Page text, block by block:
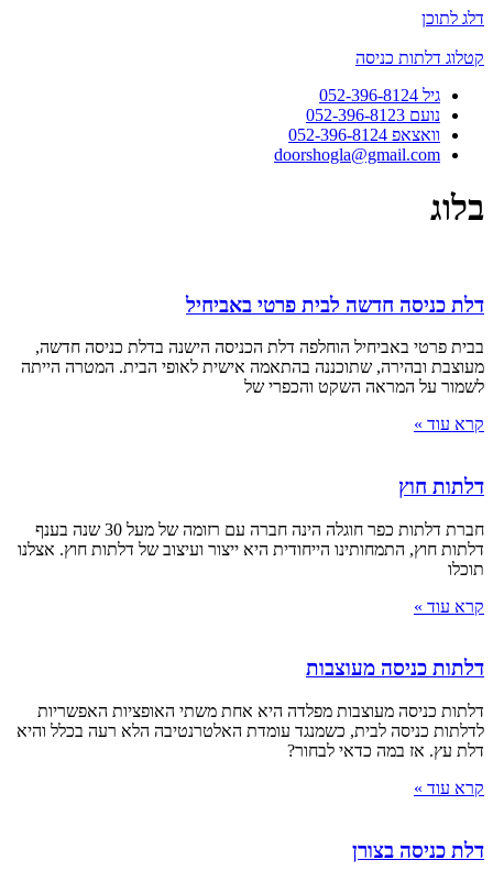
דלג לתוכן
קטלוג דלתות כניסה
גיל 052-396-8124
נועם 052-396-8123
וואצאפ 052-396-8124
doorshogla@gmail.com
בלוג
דלת כניסה חדשה לבית פרטי באביחיל
בבית פרטי באביחיל הוחלפה דלת הכניסה הישנה בדלת כניסה חדשה,
מעוצבת ובהירה, שתוכננה בהתאמה אישית לאופי הבית. המטרה הייתה
לשמור על המראה השקט והכפרי של
קרא עוד »
דלתות חוץ
חברת דלתות כפר חוגלה הינה חברה עם רזומה של מעל 30 שנה בענף
דלתות חוץ, התמחותינו הייחודית היא ייצור ועיצוב של דלתות חוץ. אצלנו
תוכלו
קרא עוד »
דלתות כניסה מעוצבות
דלתות כניסה מעוצבות מפלדה היא אחת משתי האופציות האפשריות
לדלתות כניסה לבית, כשמנגד עומדת האלטרנטיבה הלא רעה בכלל והיא
דלת עץ. אז במה כדאי לבחור?
קרא עוד »
דלת כניסה בצורן